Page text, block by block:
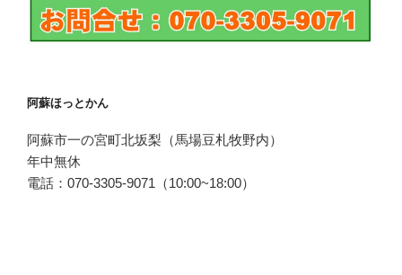
阿蘇ほっとかん
阿蘇市一の宮町北坂梨（馬場豆札牧野内）
年中無休
電話：070-3305-9071（10:00~18:00）